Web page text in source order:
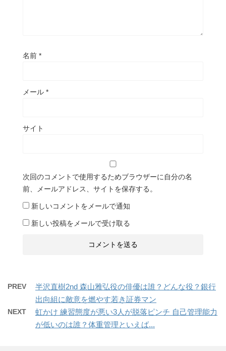
名前 *
メール *
サイト
次回のコメントで使用するためブラウザーに自分の名
前、メールアドレス、サイトを保存する。
新しいコメントをメールで通知
新しい投稿をメールで受け取る
PREV
半沢直樹2nd 森山雅弘役の俳優は誰？どんな役？銀行
出向組に敵意を燃やす若き証券マン
NEXT
虹かけ 練習態度が悪い3人が脱落ピンチ 自己管理能力
が低いのは誰？体重管理といえば...